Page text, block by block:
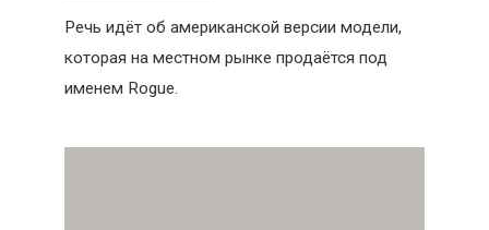
Речь идёт об американской версии модели,
которая на местном рынке продаётся под
именем Rogue.